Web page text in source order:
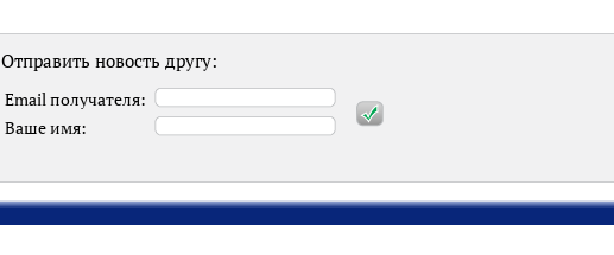
Отправить новость другу:
Email получателя:
Ваше имя: